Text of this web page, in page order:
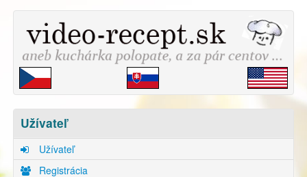
Užívateľ
Užívateľ
Registrácia